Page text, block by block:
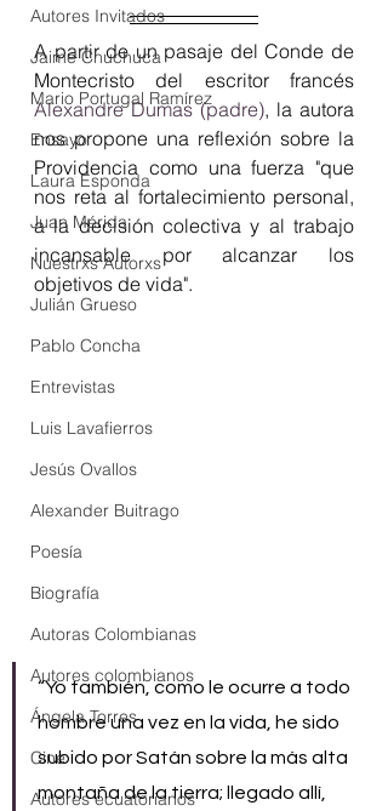
Autores Invitados
Jaime Chuchuca
Mario Portugal Ramírez
Ensayo
Laura Esponda
Juan Mérida
Nuestrxs Autorxs
Julián Grueso
Pablo Concha
Entrevistas
Luis Lavafierros
Jesús Ovallos
Alexander Buitrago
Poesía
Biografía
Autoras Colombianas
Autores colombianos
Ángela Torres
Cine
Autores ecuatorianos
A partir de un pasaje del Conde de
Alexandre Dumas (padre), la autora
nos propone una reflexión sobre la
Providencia como una fuerza "que
nos reta al fortalecimiento personal,
a la decisión colectiva y al trabajo
incansable por alcanzar los
objetivos de vida".
“Yo también, como le ocurre a todo
hombre una vez en la vida, he sido
subido por Satán sobre la más alta
montaña de la tierra; llegado allí,